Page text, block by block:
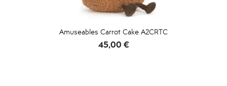
Amuseables Carrot Cake A2CRTC
Prix
45,00 €